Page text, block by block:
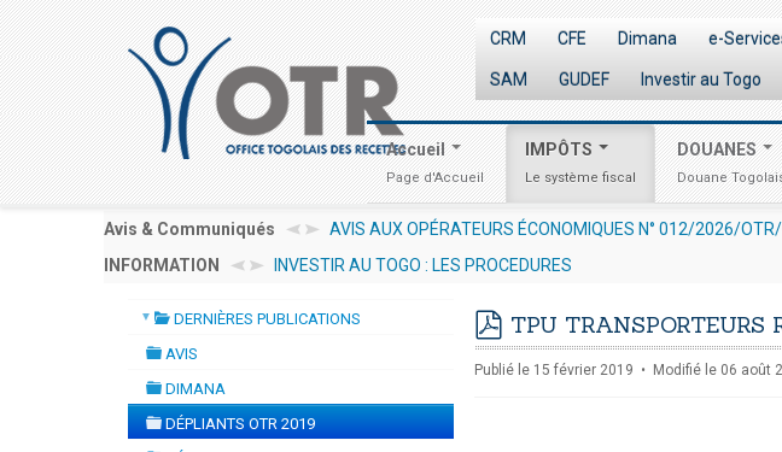
CRM CFE Dimana e-
SAM GUDEF Investir au Togo
Accueil
Page d'Accueil
IMPÔTS
Le système fiscal
DOUANES
Douane
Avis & Communiqués AVIS AUX OPÉRATEURS ÉCONOMIQUES N° 012/2026/
29 juillet 2026 17:30
INFORMATION INVESTIR AU TOGO : LES PROCEDURES
▼ DERNIÈRES PUBLICATIONS
AVIS
folder
DIMANA
folder
DÉPLIANTS OTR 2019
pdf
TPU TRANSPORTEURS
Publié le 15 février 2019 Modifié le 06 août